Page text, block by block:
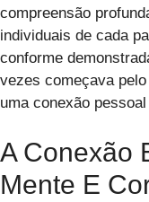
compreensão
individuais de cada
conforme
vezes começava
uma conexão
A Conexão
Mente E